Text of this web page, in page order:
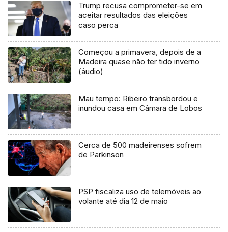
Trump recusa comprometer-se em
aceitar resultados das eleições
caso perca
Começou a primavera, depois de a
Madeira quase não ter tido inverno
(áudio)
Mau tempo: Ribeiro transbordou e
inundou casa em Câmara de Lobos
Cerca de 500 madeirenses sofrem
de Parkinson
PSP fiscaliza uso de telemóveis ao
volante até dia 12 de maio